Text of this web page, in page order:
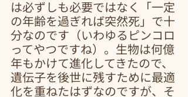
は必ずしも必要ではなく「一定
の年齢を過ぎれば突然死」で十
分なのです（いわゆるピンコロ
ってやつですね）。生物は何億
年もかけて進化してきたので、
遺伝子を後世に残すために最適
化を重ねたはずなのですが、そ